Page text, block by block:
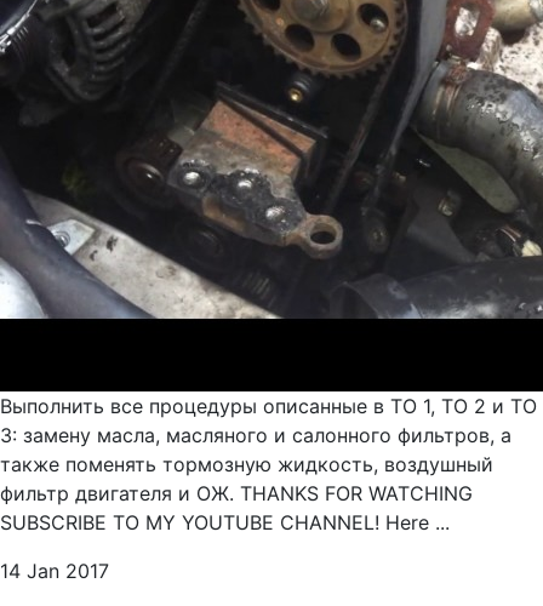
Выполнить все процедуры описанные в ТО 1, ТО 2 и ТО
3: замену масла, масляного и салонного фильтров, а
также поменять тормозную жидкость, воздушный
фильтр двигателя и ОЖ. THANKS FOR WATCHING
SUBSCRIBE TO MY YOUTUBE CHANNEL! Here ...
14 Jan 2017